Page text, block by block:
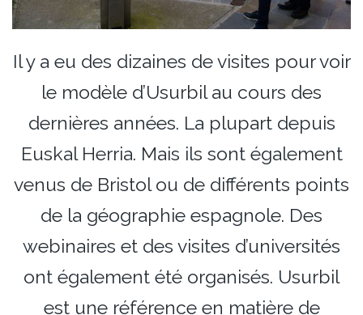
Il y a eu des dizaines de visites pour voir
le modèle d’Usurbil au cours des
dernières années. La plupart depuis
Euskal Herria. Mais ils sont également
venus de Bristol ou de différents points
de la géographie espagnole. Des
webinaires et des visites d’universités
ont également été organisés. Usurbil
est une référence en matière de